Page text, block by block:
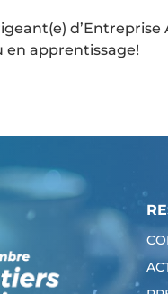
apprentissage!